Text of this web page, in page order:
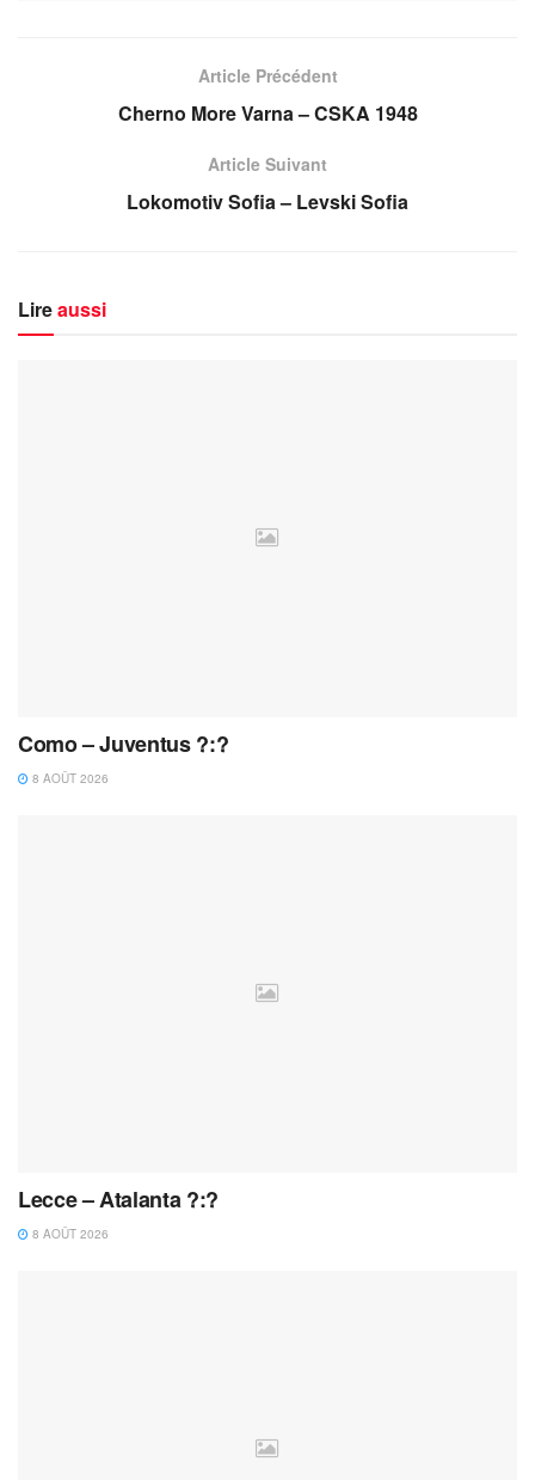
Article Précédent
Cherno More Varna – CSKA 1948
Article Suivant
Lokomotiv Sofia – Levski Sofia
Lireaussi
Como – Juventus ?:?
8 AOÛT 2026
Lecce – Atalanta ?:?
8 AOÛT 2026